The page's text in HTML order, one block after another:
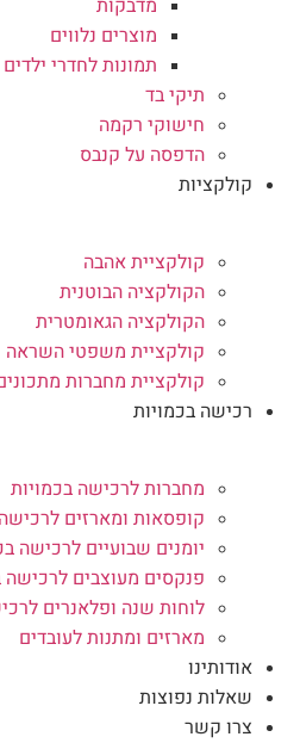
מוצרים נלווים
תמונות לחדרי ילדים
תיקי בד
חישוקי רקמה
הדפסה על קנבס
קולקציות
קולקציית אהבה
הקולקציה הבוטנית
הקולקציה הגאומטרית
קולקציית משפטי השראה
קולקציית מחברות מתכונים
רכישה בכמויות
מחברות לרכישה בכמויות
קופסאות ומארזים לרכישה
יומנים שבועיים לרכישה
פנקסים מעוצבים לרכישה
לוחות שנה ופלאנרים
מארזים ומתנות לעובדים
אודותינו
שאלות נפוצות
צרו קשר